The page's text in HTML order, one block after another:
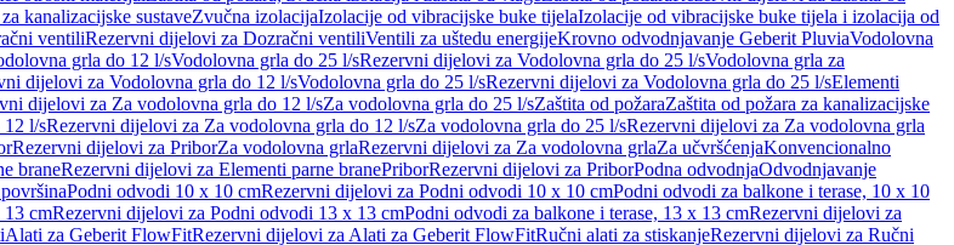
kanalizacijske sustaveZvučna izolacijaIzolacije od vibracijske buke tijelaIzolacije od vibracijske buke tijela i izolacija od
ventiliRezervni dijelovi za Dozračni ventiliVentili za uštedu energijeKrovno odvodnjavanje Geberit PluviaVodolovna
grla do 12 l/sVodolovna grla do 25 l/sRezervni dijelovi za Vodolovna grla do 25 l/sVodolovna grla za
dijelovi za Vodolovna grla do 12 l/sVodolovna grla do 25 l/sRezervni dijelovi za Vodolovna grla do 25 l/sElementi
dijelovi za Za vodolovna grla do 12 l/sZa vodolovna grla do 25 l/sZaštita od požaraZaštita od požara za kanalizacijske
12 l/sRezervni dijelovi za Za vodolovna grla do 12 l/sZa vodolovna grla do 25 l/sRezervni dijelovi za Za vodolovna grla
Rezervni dijelovi za PriborZa vodolovna grlaRezervni dijelovi za Za vodolovna grlaZa učvršćenjaKonvencionalno
braneRezervni dijelovi za Elementi parne branePriborRezervni dijelovi za PriborPodna odvodnjaOdvodnjavanje
Podni odvodi 10 x 10 cmRezervni dijelovi za Podni odvodi 10 x 10 cmPodni odvodi za balkone i terase, 10 x 10
cmRezervni dijelovi za Podni odvodi 13 x 13 cmPodni odvodi za balkone i terase, 13 x 13 cmRezervni dijelovi za
Alati za Geberit FlowFitRezervni dijelovi za Alati za Geberit FlowFitRučni alati za stiskanjeRezervni dijelovi za Ručni